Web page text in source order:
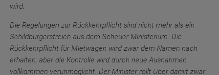
wird.
Die Regelungen zur Rückkehrpflicht sind nicht mehr als ein
Schildbürgerstreich aus dem Scheuer-Ministerium. Die
Rückkehrpflicht für Mietwagen wird zwar dem Namen nach
erhalten, aber die Kontrolle wird durch neue Ausnahmen
vollkommen verunmöglicht. Der Minister rollt Uber damit zwar